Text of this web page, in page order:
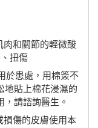
和關節的輕微酸
扭傷
於患處，用棉簽不
地貼上棉花浸濕的
請諮詢醫生。
傷的皮膚使用本